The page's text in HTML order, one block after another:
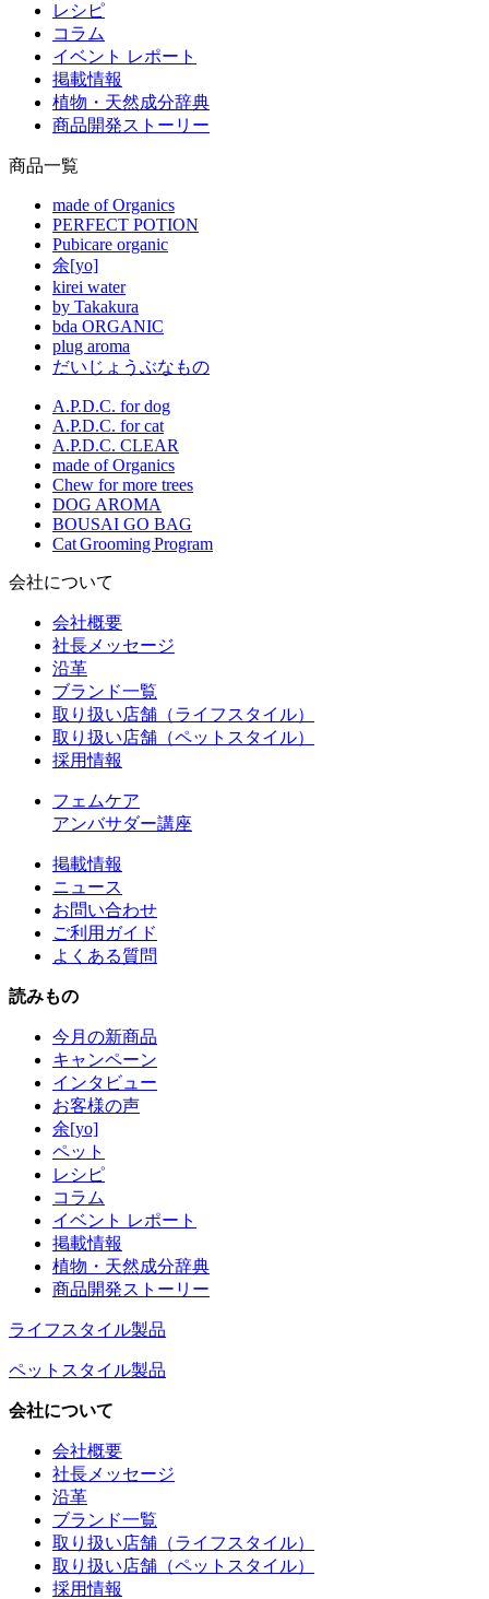
レシピ
コラム
イベント レポート
掲載情報
植物・天然成分辞典
商品開発ストーリー
商品一覧
made of Organics
PERFECT POTION
Pubicare organic
余[yo]
kirei water
by Takakura
bda ORGANIC
plug aroma
だいじょうぶなもの
A.P.D.C. for dog
A.P.D.C. for cat
A.P.D.C. CLEAR
made of Organics
Chew for more trees
DOG AROMA
BOUSAI GO BAG
Cat Grooming Program
会社について
会社概要
社長メッセージ
沿革
ブランド一覧
取り扱い店舗（ライフスタイル）
取り扱い店舗（ペットスタイル）
採用情報
フェムケア
アンバサダー講座
掲載情報
ニュース
お問い合わせ
ご利用ガイド
よくある質問
読みもの
今月の新商品
キャンペーン
インタビュー
お客様の声
余[yo]
ペット
レシピ
コラム
イベント レポート
掲載情報
植物・天然成分辞典
商品開発ストーリー
ライフスタイル製品
ペットスタイル製品
会社について
会社概要
社長メッセージ
沿革
ブランド一覧
取り扱い店舗（ライフスタイル）
取り扱い店舗（ペットスタイル）
採用情報